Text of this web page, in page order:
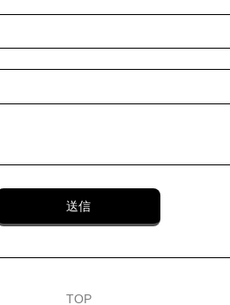
送信
TOP